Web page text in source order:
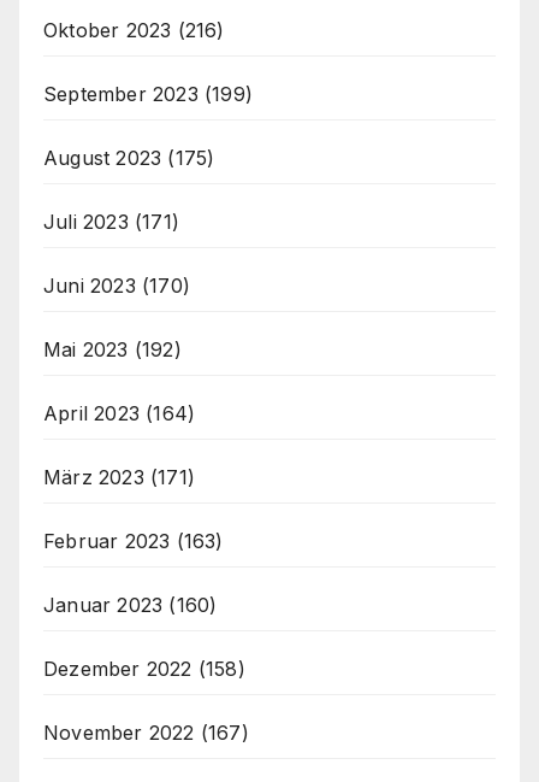
Oktober 2023 (216)
September 2023 (199)
August 2023 (175)
Juli 2023 (171)
Juni 2023 (170)
Mai 2023 (192)
April 2023 (164)
März 2023 (171)
Februar 2023 (163)
Januar 2023 (160)
Dezember 2022 (158)
November 2022 (167)